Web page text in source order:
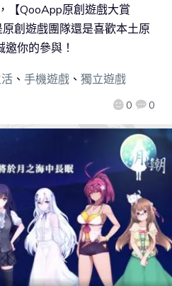
0 0
【QooApp原創遊戲大賞
創遊戲團隊還是喜歡本土原
你的參與！
、 手機遊戲、 獨立遊戲